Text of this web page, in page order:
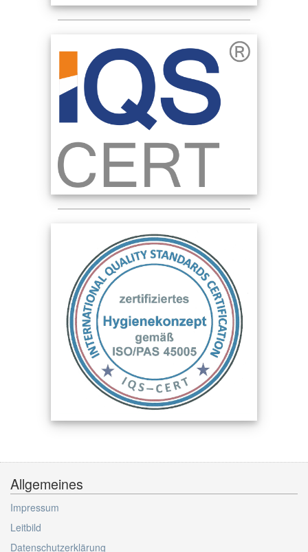
Allgemeines
Impressum
Leitbild
Datenschutzerklärung